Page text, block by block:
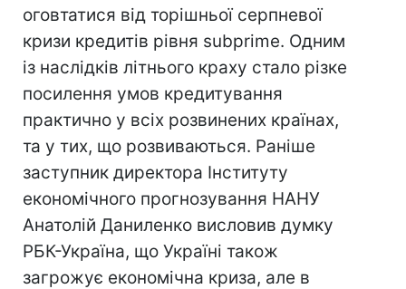
оговтатися від торішньої серпневої
кризи кредитів рівня subprime. Одним
із наслідків літнього краху стало різке
посилення умов кредитування
практично у всіх розвинених країнах,
та у тих, що розвиваються. Раніше
заступник директора Інституту
економічного прогнозування НАНУ
Анатолій Даниленко висловив думку
РБК-Україна, що Україні також
загрожує економічна криза, але в